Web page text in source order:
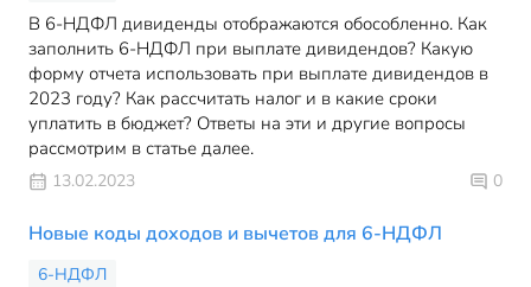
В 6-НДФЛ дивиденды отображаются обособленно. Как
заполнить 6-НДФЛ при выплате дивидендов? Какую
форму отчета использовать при выплате дивидендов в
2023 году? Как рассчитать налог и в какие сроки
уплатить в бюджет? Ответы на эти и другие вопросы
рассмотрим в статье далее.
13.02.2023 0
Новые коды доходов и вычетов для 6-НДФЛ
6-НДФЛ